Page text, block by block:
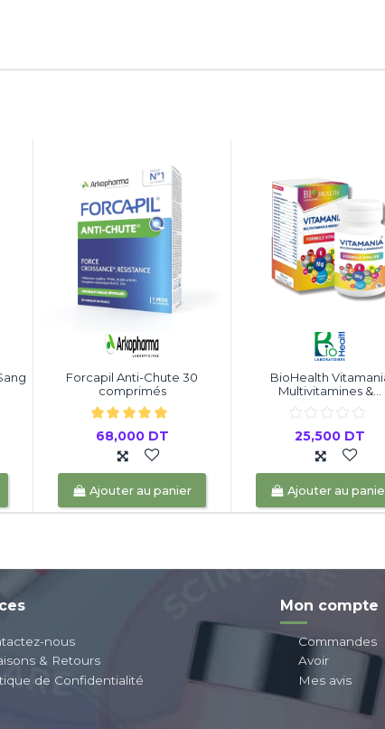
Forcapil Anti-Chute 30
comprimés
68,000 DT
Ajouter au panier
BioHealth
Multivitamines &...
25,500 DT
Ajouter au
nous
& Retours
de Confidentialité
Mon compte
Commandes
Avoir
Mes avis